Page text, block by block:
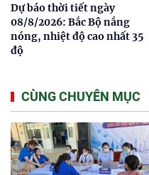
Dự báo thời tiết ngày
08/8/2026: Bắc Bộ nắng
nóng, nhiệt độ cao nhất 35
độ
CÙNG CHUYÊN MỤC